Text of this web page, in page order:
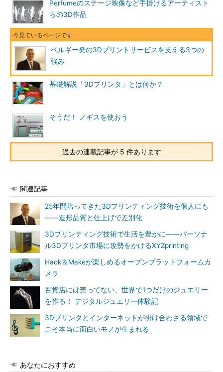
Perfumeのステージ映像など手掛けるアーティスト
らの3D作品
ベルギー発の3Dプリントサービスを支える3つの
強み
基礎解説「3Dプリンタ」とは何か？
そうだ！ ノギスを使おう
過去の連載記事が 5 件あります
関連記事
25年間培ってきた3Dプリンティング技術を個人にも
――造形品質と仕上げで差別化
3Dプリンティング技術で生活を豊かに――パーソナ
ル3Dプリンタ市場に攻勢をかけるXYZprinting
Hack＆Makeが楽しめるオープンプラットフォームカ
メラ
百貨店には売ってない、世界で1つだけのジュエリー
を作る！ デジタルジュエリー体験記
3Dプリンタとインターネットが掛け合わさる領域で
こそ本当に面白いモノが生まれる
あなたにおすすめ